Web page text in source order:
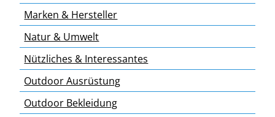
Marken & Hersteller
Natur & Umwelt
Nützliches & Interessantes
Outdoor Ausrüstung
Outdoor Bekleidung